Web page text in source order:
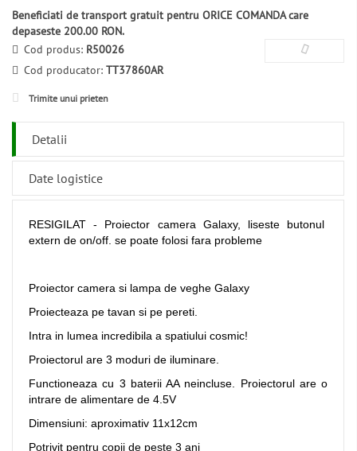
Beneficiati de transport gratuit pentru ORICE COMANDA care
depaseste 200.00 RON.
Cod produs: R50026
Cod producator: TT37860AR
Trimite unui prieten
Detalii
Date logistice
RESIGILAT - Proiector camera Galaxy, liseste butonul
extern de on/off. se poate folosi fara probleme
Proiector camera si lampa de veghe Galaxy
Proiecteaza pe tavan si pe pereti.
Intra in lumea incredibila a spatiului cosmic!
Proiectorul are 3 moduri de iluminare.
Functioneaza cu 3 baterii AA neincluse. Proiectorul are o
intrare de alimentare de 4.5V
Dimensiuni: aproximativ 11x12cm
Potrivit pentru copii de peste 3 ani